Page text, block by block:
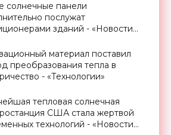
солнечные панели
послужат
зданий - «Новости
материал поставил
преобразования тепла в
- «Технологии»
тепловая солнечная
США стала жертвой
технологий - «Новости